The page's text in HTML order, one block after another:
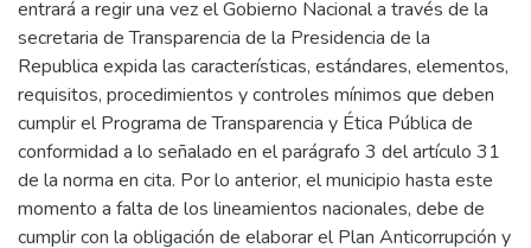
entrará a regir una vez el Gobierno Nacional a través de la
secretaria de Transparencia de la Presidencia de la
Republica expida las características, estándares, elementos,
requisitos, procedimientos y controles mínimos que deben
cumplir el Programa de Transparencia y Ética Pública de
conformidad a lo señalado en el parágrafo 3 del artículo 31
de la norma en cita. Por lo anterior, el municipio hasta este
momento a falta de los lineamientos nacionales, debe de
cumplir con la obligación de elaborar el Plan Anticorrupción y